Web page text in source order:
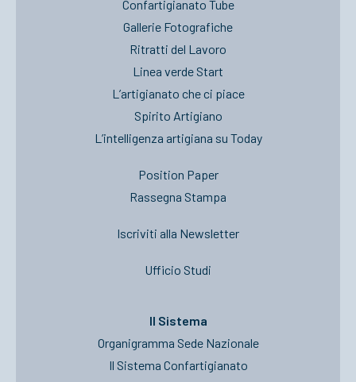
Confartigianato Tube
Gallerie Fotografiche
Ritratti del Lavoro
Linea verde Start
L’artigianato che ci piace
Spirito Artigiano
L’intelligenza artigiana su Today
Position Paper
Rassegna Stampa
Iscriviti alla Newsletter
Ufficio Studi
Il Sistema
Organigramma Sede Nazionale
Il Sistema Confartigianato